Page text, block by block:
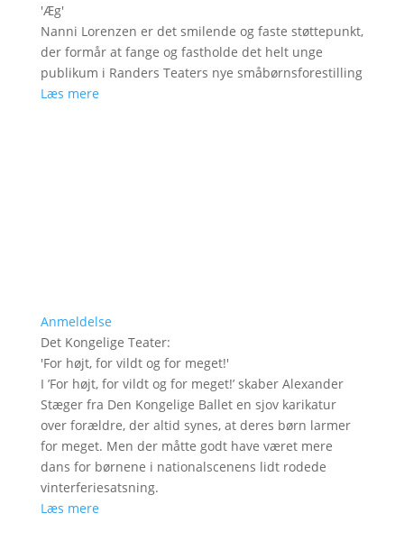
'Æg'
Nanni Lorenzen er det smilende og faste støttepunkt,
der formår at fange og fastholde det helt unge
publikum i Randers Teaters nye småbørnsforestilling
Læs mere
Anmeldelse
Det Kongelige Teater:
'For højt, for vildt og for meget!'
I ’For højt, for vildt og for meget!’ skaber Alexander
Stæger fra Den Kongelige Ballet en sjov karikatur
over forældre, der altid synes, at deres børn larmer
for meget. Men der måtte godt have været mere
dans for børnene i nationalscenens lidt rodede
vinterferiesatsning.
Læs mere